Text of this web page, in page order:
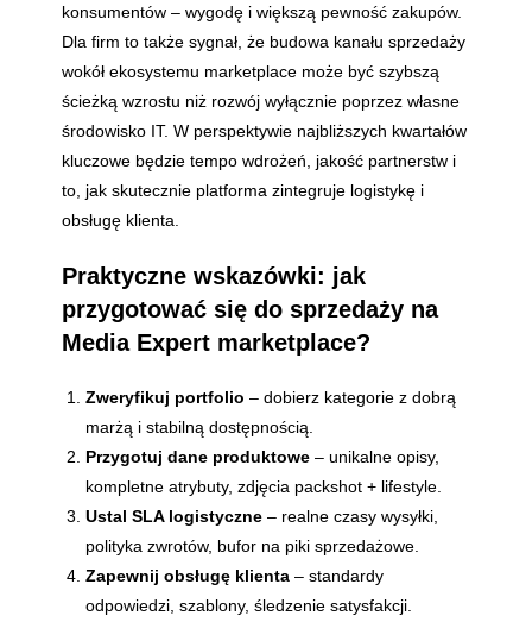
konsumentów – wygodę i większą pewność zakupów.
Dla firm to także sygnał, że budowa kanału sprzedaży
wokół ekosystemu marketplace może być szybszą
ścieżką wzrostu niż rozwój wyłącznie poprzez własne
środowisko IT. W perspektywie najbliższych kwartałów
kluczowe będzie tempo wdrożeń, jakość partnerstw i
to, jak skutecznie platforma zintegruje logistykę i
obsługę klienta.
Praktyczne wskazówki: jak
przygotować się do sprzedaży na
Media Expert marketplace?
Zweryfikuj portfolio – dobierz kategorie z dobrą
marżą i stabilną dostępnością.
Przygotuj dane produktowe – unikalne opisy,
kompletne atrybuty, zdjęcia packshot + lifestyle.
Ustal SLA logistyczne – realne czasy wysyłki,
polityka zwrotów, bufor na piki sprzedażowe.
Zapewnij obsługę klienta – standardy
odpowiedzi, szablony, śledzenie satysfakcji.